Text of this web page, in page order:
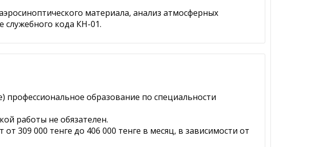
материала, анализ атмосферных
служебного кода КН-01.
профессиональное образование по специальности
работы не обязателен.
309 000 тенге до 406 000 тенге в месяц, в зависимости от